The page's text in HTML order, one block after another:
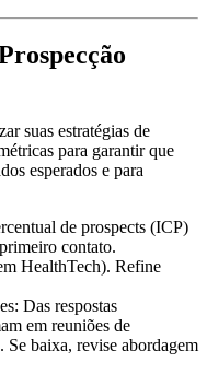
suas estratégias de
para garantir que
esperados e para
de prospects (ICP)
contato.
HealthTech). Refine
Das respostas
em reuniões de
baixa, revise abordagem